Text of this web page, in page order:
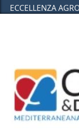
ECCELLENZA